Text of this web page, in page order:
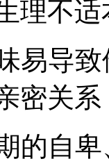
理不
易导
密关
的自